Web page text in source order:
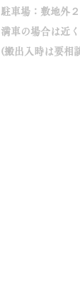
駐車場：敷地外
満車の場合は近
(搬出入時は要相